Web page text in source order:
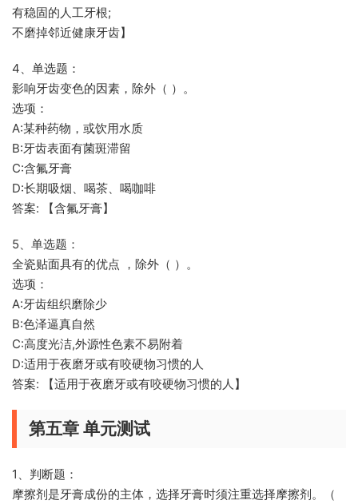
有稳固的人工牙根;
不磨掉邻近健康牙齿】
4、单选题：
影响牙齿变色的因素，除外（ ）。
选项：
A:某种药物，或饮用水质
B:牙齿表面有菌斑滞留
C:含氟牙膏
D:长期吸烟、喝茶、喝咖啡
答案: 【含氟牙膏】
5、单选题：
全瓷贴面具有的优点 ，除外（ ）。
选项：
A:牙齿组织磨除少
B:色泽逼真自然
C:高度光洁,外源性色素不易附着
D:适用于夜磨牙或有咬硬物习惯的人
答案: 【适用于夜磨牙或有咬硬物习惯的人】
第五章 单元测试
1、判断题：
摩擦剂是牙膏成份的主体，选择牙膏时须注重选择摩擦剂。（